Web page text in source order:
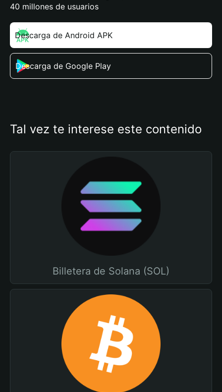
40 millones de usuarios
Descarga de Android APK
Descarga de Google Play
Tal vez te interese este contenido
Billetera de Solana (SOL)